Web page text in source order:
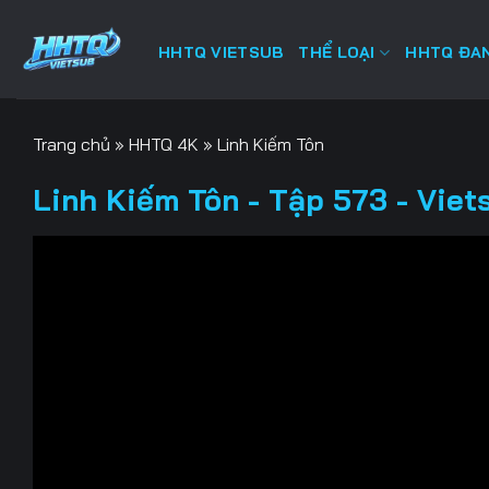
HHTQ VIETSUB THỂ LOẠI HHTQ
Trang chủ » HHTQ 4K » Linh Kiếm Tôn
Linh Kiếm Tôn - Tập 573 -